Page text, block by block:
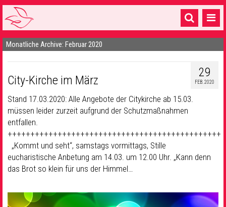
Startseite
16 Gemeinden & mehr
Gottesdienste & Sinnsuche
Sakramente & Feste
Gemeinschaft & Soziales
Musik& Kultur
Seelsorge & Kontakt
Monatliche Archive: Februar 2020
29
FEB. 2020
City-Kirche im März
Stand 17.03.2020: Alle Angebote der Citykirche ab 15.03.
müssen leider zurzeit aufgrund der Schutzmaßnahmen
entfallen.
+++++++++++++++++++++++++++++++++++++++++++++++
„Kommt und seht“, samstags vormittags, Stille
eucharistische Anbetung am 14.03. um 12.00 Uhr. „Kann denn
das Brot so klein für uns der Himmel…